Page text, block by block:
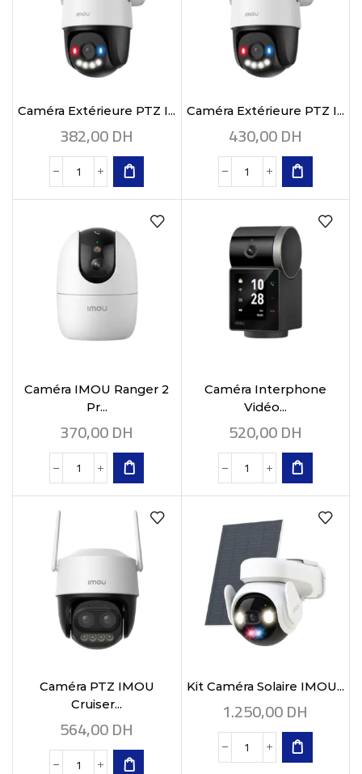
Caméra Extérieure PTZ I...
382,00DH
Caméra Extérieure PTZ I...
430,00DH
Caméra IMOU Ranger 2
Pr...
370,00DH
Caméra Interphone
Vidéo...
520,00DH
Caméra PTZ IMOU
Cruiser...
564,00DH
Kit Caméra Solaire IMOU...
1.250,00DH